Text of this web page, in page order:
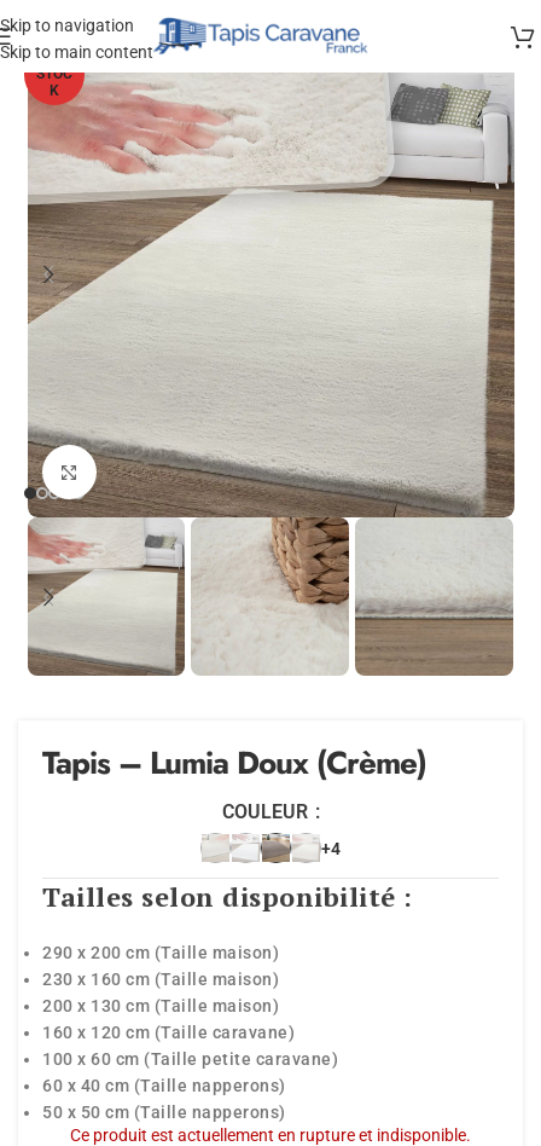
Skip to navigation
Skip to main content
HORS
STOC
K
Agrandir
Tapis – Lumia Doux (Crème)
COULEUR
+4
Tailles selon disponibilité :
290 x 200 cm (Taille maison)
230 x 160 cm (Taille maison)
200 x 130 cm (Taille maison)
160 x 120 cm (Taille caravane)
100 x 60 cm (Taille petite caravane)
60 x 40 cm (Taille napperons)
50 x 50 cm (Taille napperons)
Ce produit est actuellement en rupture et indisponible.